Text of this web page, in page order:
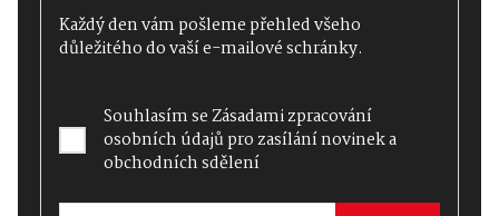
Každý den vám pošleme přehled všeho
důležitého do vaší e-mailové schránky.
Souhlasím seZásadami zpracování
osobních údajůpro zasílání novinek a
obchodních sdělení